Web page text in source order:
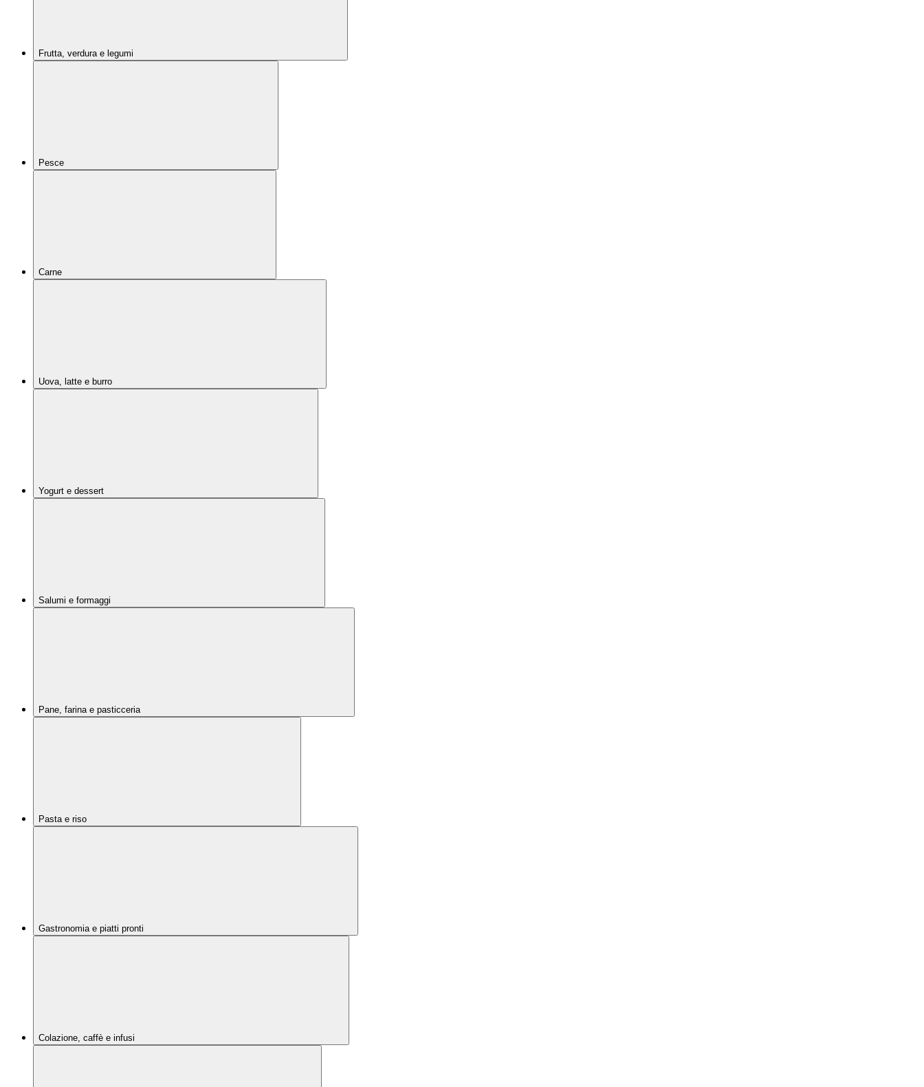
Frutta, verdura e legumi
Pesce
Carne
Uova, latte e burro
Yogurt e dessert
Salumi e formaggi
Pane, farina e pasticceria
Pasta e riso
Gastronomia e piatti pronti
Colazione, caffè e infusi